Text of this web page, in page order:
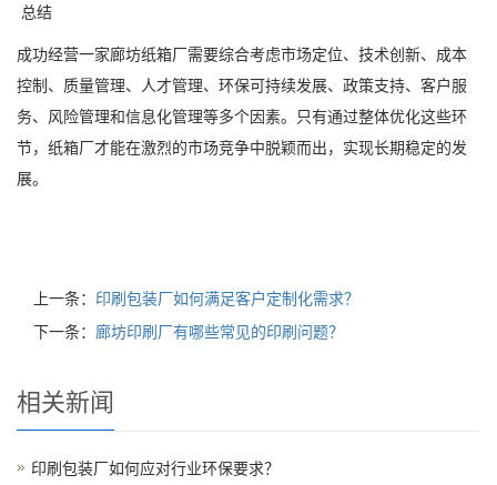
总结
成功经营一家廊坊纸箱厂需要综合考虑市场定位、技术创新、成本
控制、质量管理、人才管理、环保可持续发展、政策支持、客户服
务、风险管理和信息化管理等多个因素。只有通过整体优化这些环
节，纸箱厂才能在激烈的市场竞争中脱颖而出，实现长期稳定的发
展。
上一条： 印刷包装厂如何满足客户定制化需求？
下一条： 廊坊印刷厂有哪些常见的印刷问题？
相关新闻
印刷包装厂如何应对行业环保要求？